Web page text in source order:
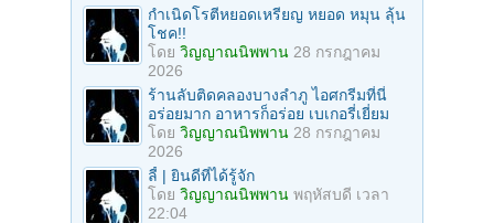
กำเนิดโรตีหยอดเหรียญ หยอด หมุน ลุ้น
โชค!!
โดย วิญญาณนิพพาน 28 กรกฎาคม
2026
ร้านลับติดคลองบางลำภู ไอศกรีมที่นี่
อร่อยมาก อาหารก็อร่อย เบเกอรี่เยี่ยม
โดย วิญญาณนิพพาน 28 กรกฎาคม
2026
ลี้ | ยินดีที่ได้รู้จัก
โดย วิญญาณนิพพาน พฤหัสบดี เวลา
22:04